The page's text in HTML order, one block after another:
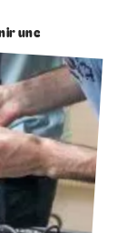
une